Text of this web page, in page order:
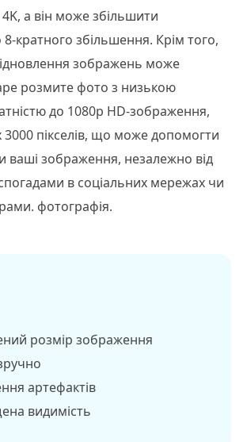
а він може збільшити
кратного збільшення. Крім того,
зображень може
розмите фото з низькою
до 1080p HD-зображення,
3000 пікселів, що може допомогти
ваші зображення, незалежно від
в соціальних мережах чи
фотографія.
розмір зображення
артефактів
видимість